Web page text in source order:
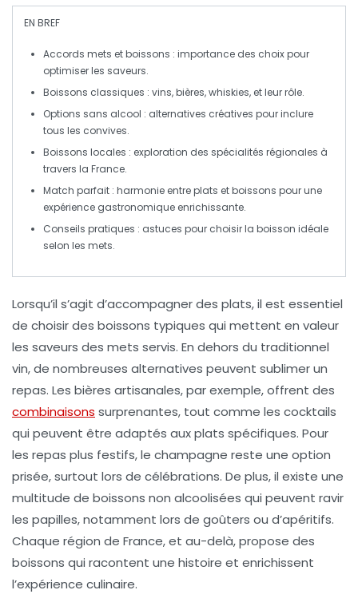
EN BREF
Accords mets et boissons : importance des choix pour
optimiser les saveurs.
Boissons classiques : vins, bières, whiskies, et leur rôle.
Options sans alcool : alternatives créatives pour inclure
tous les convives.
Boissons locales : exploration des spécialités régionales à
travers la France.
Match parfait : harmonie entreplats etboissons pour une
expérience gastronomique enrichissante.
Conseils pratiques : astuces pour choisir la boisson idéale
selon les mets.
Lorsqu’il s’agit d’accompagner des plats, il est essentiel
de choisir des boissons typiques qui mettent en valeur
les saveurs des mets servis. En dehors du traditionnel
vin, de nombreuses alternatives peuvent sublimer un
repas. Les bières artisanales, par exemple, offrent des
combinaisons surprenantes, tout comme les cocktails
qui peuvent être adaptés aux plats spécifiques. Pour
les repas plus festifs, le champagne reste une option
prisée, surtout lors de célébrations. De plus, il existe une
multitude de boissons non alcoolisées qui peuvent ravir
les papilles, notamment lors de goûters ou d’apéritifs.
Chaque région de France, et au-delà, propose des
boissons qui racontent une histoire et enrichissent
l’expérience culinaire.